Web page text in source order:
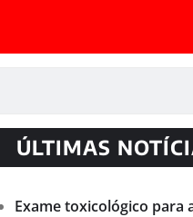
ÚLTIMAS
Exame toxicológico para